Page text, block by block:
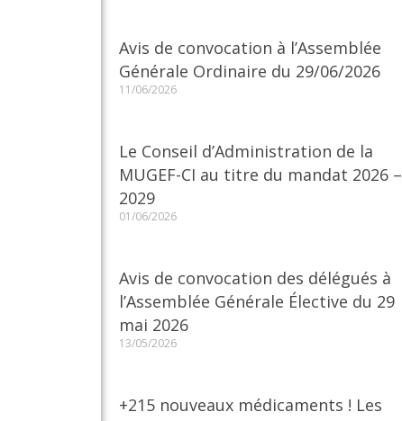
Avis de convocation à l’Assemblée
Générale Ordinaire du 29/06/2026
11/06/2026
Le Conseil d’Administration de la
MUGEF-CI au titre du mandat 2026 –
2029
01/06/2026
Avis de convocation des délégués à
l’Assemblée Générale Élective du 29
mai 2026
13/05/2026
+215 nouveaux médicaments ! Les